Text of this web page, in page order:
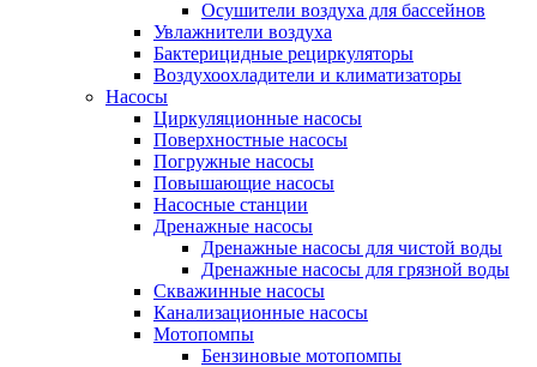
Осушители воздуха для бассейнов
Увлажнители воздуха
Бактерицидные рециркуляторы
Воздухоохладители и климатизаторы
Насосы
Циркуляционные насосы
Поверхностные насосы
Погружные насосы
Повышающие насосы
Насосные станции
Дренажные насосы
Дренажные насосы для чистой воды
Дренажные насосы для грязной воды
Скважинные насосы
Канализационные насосы
Мотопомпы
Бензиновые мотопомпы